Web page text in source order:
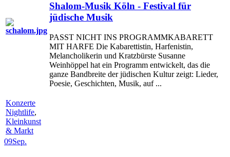
Shalom-Musik Köln - Festival für
jüdische Musik
PASST NICHT INS PROGRAMMKABARETT
MIT HARFE Die Kabarettistin, Harfenistin,
Melancholikerin und Kratzbürste Susanne
Weinhöppel hat ein Programm entwickelt, das die
ganze Bandbreite der jüdischen Kultur zeigt: Lieder,
Poesie, Geschichten, Musik, auf ...
Konzerte
Nightlife,
Kleinkunst
& Markt
09Sep.